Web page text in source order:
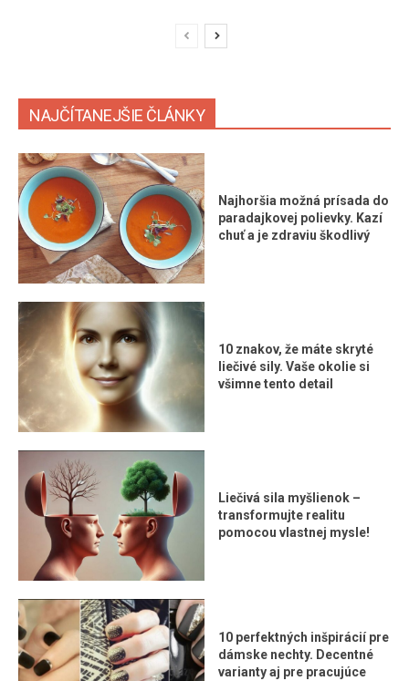
NAJČÍTANEJŠIE ČLÁNKY
Najhoršia možná prísada do
paradajkovej polievky. Kazí
chuť a je zdraviu škodlivý
10 znakov, že máte skryté
liečivé sily. Vaše okolie si
všimne tento detail
Liečivá sila myšlienok –
transformujte realitu
pomocou vlastnej mysle!
10 perfektných inšpirácií pre
dámske nechty. Decentné
varianty aj pre pracujúce